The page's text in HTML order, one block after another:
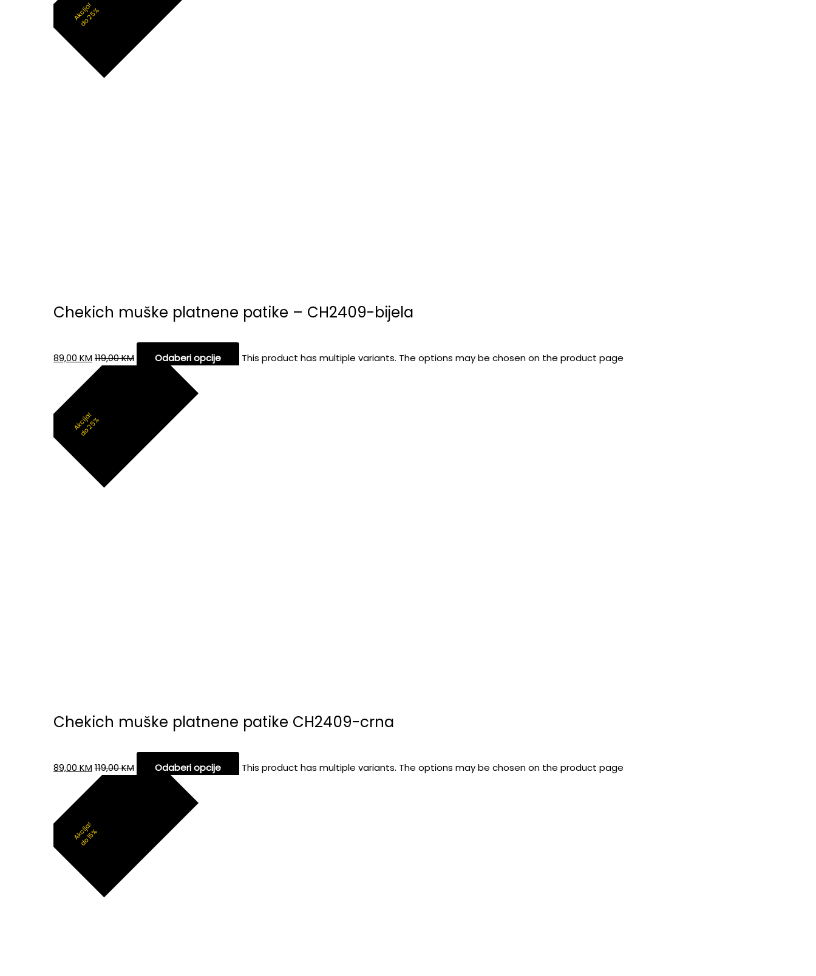
Akcija!
do 25%
Chekich muške platnene patike – CH2409-bijela
89,00 KM119,00KM Odaberi opcije This product has multiple variants. The options may be chosen on the product page
Akcija!
do 25%
Chekich muške platnene patike CH2409-crna
89,00 KM119,00KM Odaberi opcije This product has multiple variants. The options may be chosen on the product page
Akcija!
do 15%